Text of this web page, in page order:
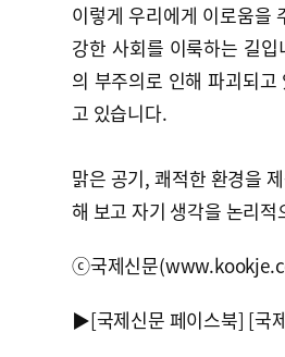
이렇게 우리에게 이로움을
강한 사회를 이룩하는 길
의 부주의로 인해 파괴되
고 있습니다.
맑은 공기, 쾌적한 환경을
해 보고 자기 생각을 논리적
ⓒ국제신문
▶[국제신문 페이스북] [국